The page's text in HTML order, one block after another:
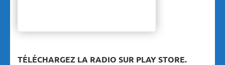
TÉLÉCHARGEZ LA RADIO SUR PLAY STORE.